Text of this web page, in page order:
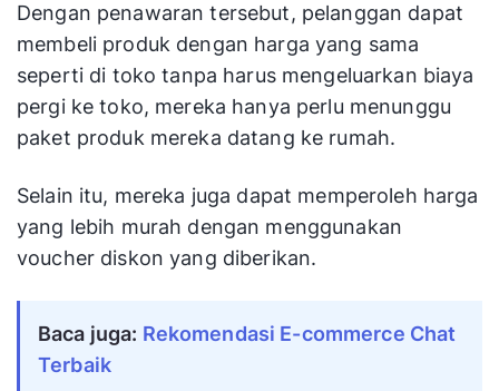
Dengan penawaran tersebut, pelanggan dapat
membeli produk dengan harga yang sama
seperti di toko tanpa harus mengeluarkan biaya
pergi ke toko, mereka hanya perlu menunggu
paket produk mereka datang ke rumah.
Selain itu, mereka juga dapat memperoleh harga
yang lebih murah dengan menggunakan
voucher diskon yang diberikan.
Baca juga: Rekomendasi E-commerce Chat
Terbaik